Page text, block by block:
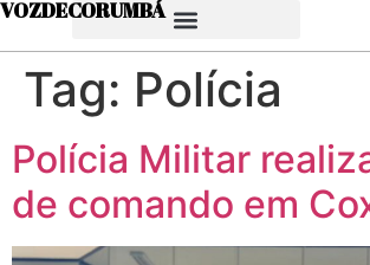
VOZDECORUMBÁ
Tag: Polícia
Polícia Militar
de comando em